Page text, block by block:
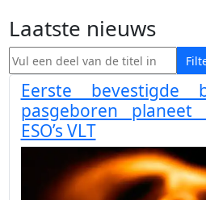
Laatste nieuws
Vul een deel van de titel in
Eerste bevestigde
pasgeboren
ESO’s VLT